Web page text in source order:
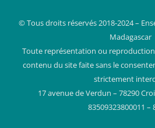
© Tous droits réservés 2018-2024 –
Madagascar
Toute représentation ou
contenu du site faite sans le
strictement
17 avenue de Verdun – 78290
83509323800011 –